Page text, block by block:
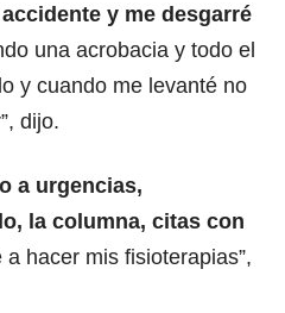
y me desgarré
una acrobacia y todo el
y cuando me levanté no
dijo.
a urgencias,
la columna, citas con
a hacer mis fisioterapias”,